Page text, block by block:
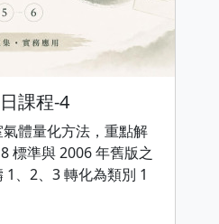
課程-4
體量化方法，重點解
標準與 2006 年舊版之
、2、3 轉化為類別 1